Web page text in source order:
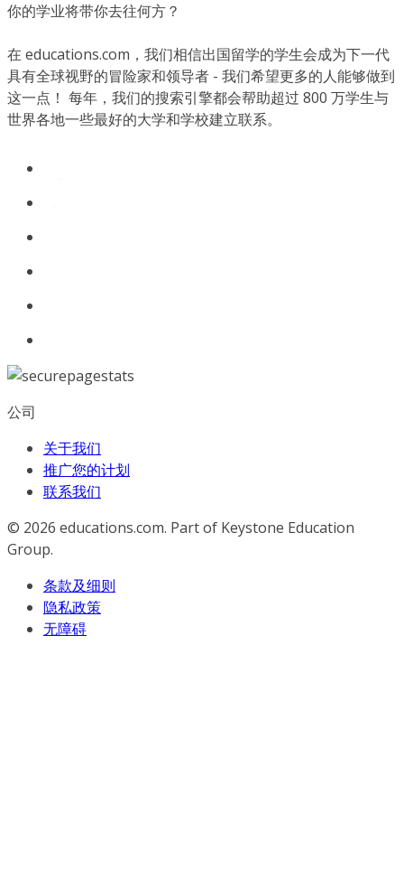
你的学业将带你去往何方？
在 educations.com，我们相信出国留学的学生会成为下一代
具有全球视野的冒险家和领导者 - 我们希望更多的人能够做到
这一点！ 每年，我们的搜索引擎都会帮助超过 800 万学生与
世界各地一些最好的大学和学校建立联系。
公司
关于我们
推广您的计划
联系我们
© 2026 educations.com. Part of Keystone Education
Group.
条款及细则
隐私政策
无障碍